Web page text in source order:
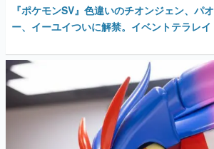
『ポケモンSV』色違いのチオンジェン、パ
ー、イーユイついに解禁。イベントテラレ